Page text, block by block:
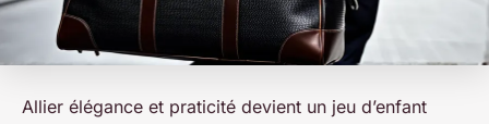
Allier élégance et praticité devient un jeu d’enfant